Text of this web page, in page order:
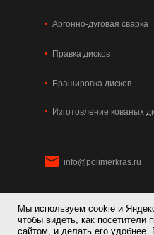
Аргонно-дуговая сварка
Правка дисков
Брашировка дисков
Изготовление кованых
info@polimerkras.ru
+7 495 120 21 36
Мы используем cookie и
чтобы видеть, как посетители
сайтом, и делать его